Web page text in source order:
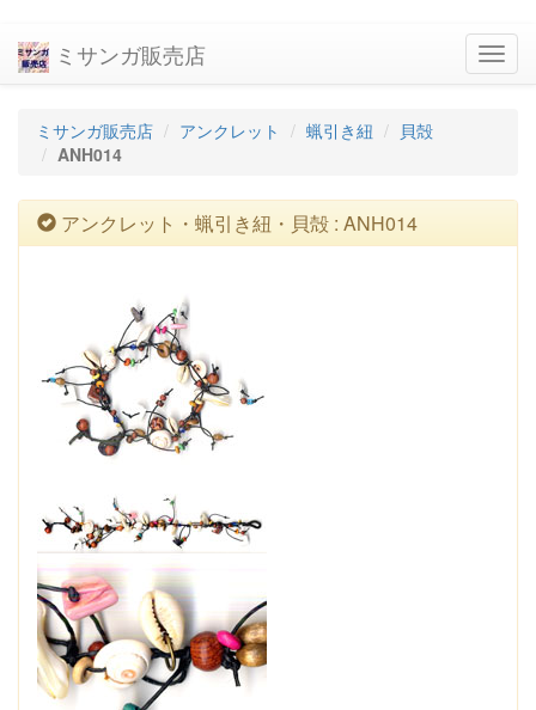
ミサンガ販売店
ミサンガ販売店 アンクレット 蝋引き紐
貝殻
ANH014
アンクレット・蝋引き紐・貝殻 : ANH014